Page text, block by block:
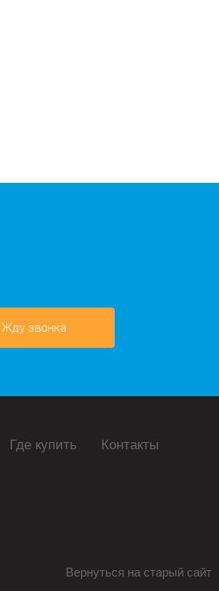
Жду звонка
Где купить Контакты
Вернуться на старый сайт